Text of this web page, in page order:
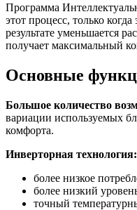
Программа
этот процесс, только
результате уменьшается
получает максимальный
Основные
Большое количество
вариации используемых
комфорта.
Инверторная технология:
более низкое
более низкий
точный